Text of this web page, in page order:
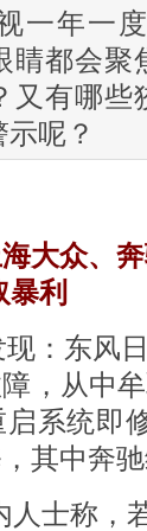
一年一
睛都会聚
又有哪
呢？
大众、
利
：东风
，从中
系统即
其中奔
人士称，